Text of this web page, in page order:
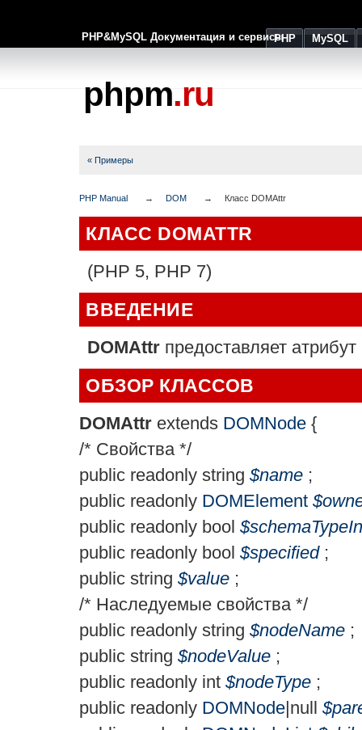
PHP&MySQL Документация и сервисыPHP MySQL
phpm.ru
« Примеры
PHP Manual DOM Класс DOMAttr
КЛАСС DOMATTR
(PHP 5, PHP 7)
ВВЕДЕНИЕ
DOMAttr предоставляет
ОБЗОР КЛАССОВ
DOMAttr extends DOMNode {
/* Свойства */
public readonly string $name ;
public readonly DOMElement $
public readonly bool $
public readonly bool $specified;
public string $value ;
/* Наследуемые свойства */
public readonly string $nodeName ;
public string $nodeValue ;
public readonly int $nodeType ;
public readonly DOMNode|null $